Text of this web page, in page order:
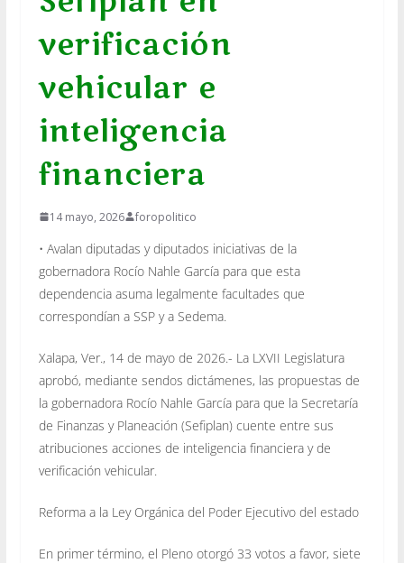
verificación
vehicular e
inteligencia
financiera
14 mayo, 2026 foropolitico
• Avalan diputadas y diputados iniciativas de la
gobernadora Rocío Nahle García para que esta
dependencia asuma legalmente facultades que
correspondían a SSP y a Sedema.
Xalapa, Ver., 14 de mayo de 2026.- La LXVII Legislatura
aprobó, mediante sendos dictámenes, las propuestas de
la gobernadora Rocío Nahle García para que la Secretaría
de Finanzas y Planeación (Sefiplan) cuente entre sus
atribuciones acciones de inteligencia financiera y de
verificación vehicular.
Reforma a la Ley Orgánica del Poder Ejecutivo del estado
En primer término, el Pleno otorgó 33 votos a favor, siete